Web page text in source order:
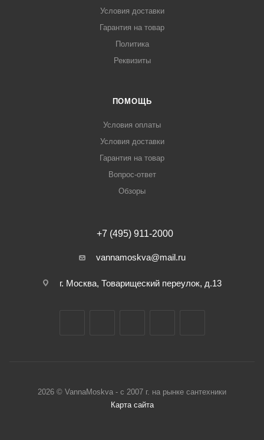
Условия доставки
Гарантия на товар
Политика
Реквизиты
ПОМОЩЬ
Условия оплаты
Условия доставки
Гарантия на товар
Вопрос-ответ
Обзоры
+7 (495) 911-2000
vannamoskva@mail.ru
г. Москва, Товарищеский переулок, д.13
2026 © VannaMoskva - с 2007 г. на рынке сантехники
Карта сайта